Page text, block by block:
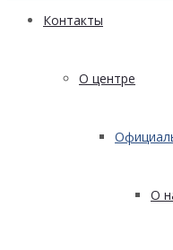
Контакты
О центре
О